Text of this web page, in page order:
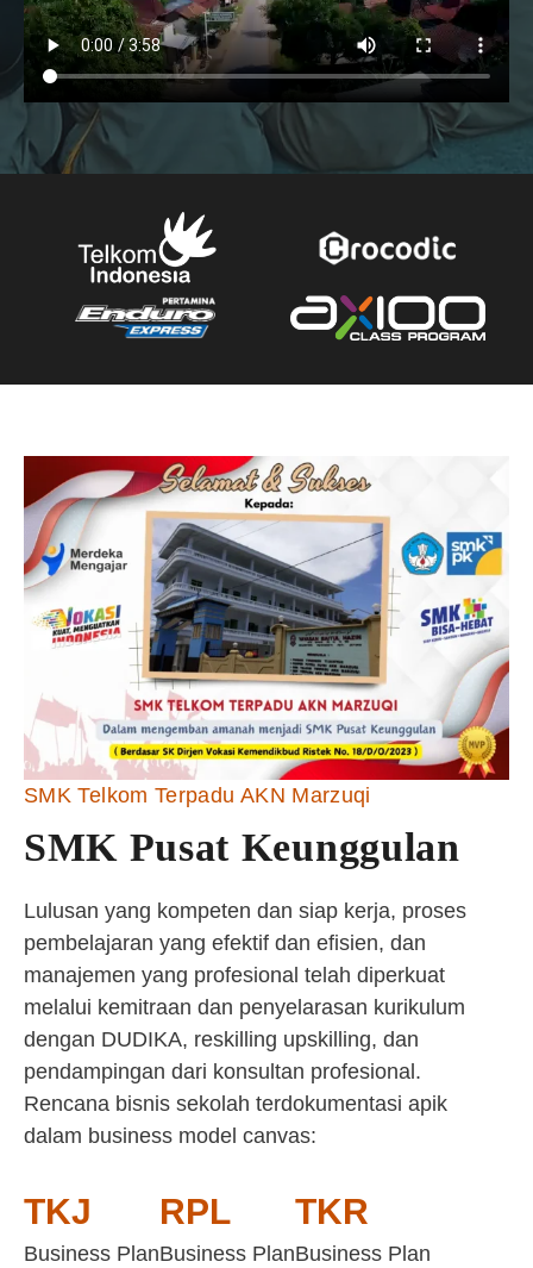
SMK Telkom Terpadu AKN Marzuqi
SMK Pusat Keunggulan
Lulusan yang kompeten dan siap kerja, proses
pembelajaran yang efektif dan efisien, dan
manajemen yang profesional telah diperkuat
melalui kemitraan dan penyelarasan kurikulum
dengan DUDIKA, reskilling upskilling, dan
pendampingan dari konsultan profesional.
Rencana bisnis sekolah terdokumentasi apik
dalam business model canvas:
TKJ
Business Plan
RPL
Business Plan
TKR
Business Plan